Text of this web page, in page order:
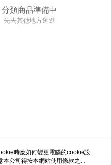
分類商品準備中
先去其他地方逛逛
時應如何變更電腦的cookie設
本公司得按本網站使用條款之